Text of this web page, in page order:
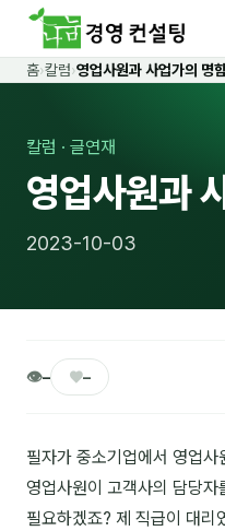
홈
커리큘럼
🛡️ 법정 의무교육 4종
💼 비즈니스 스킬
🌏 글로벌 비즈니스
🎓 강사육성 · 교수법
홈›칼럼›영업사원과 사업가의 명
칼럼 · 글연재
영업사원과
2023-10-03
👁– ♥–
필자가 중소기업에서 영업
영업사원이 고객사의 담당자
필요하겠죠? 제 직급이 대리